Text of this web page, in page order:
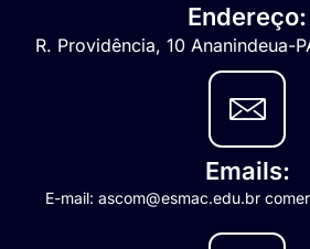
Endereço:
R. Providência, 10 Ananindeua-
Emails:
E-mail: ascom@esmac.edu.br